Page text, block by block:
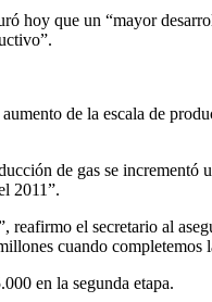
hoy que un “mayor
de la escala de
de gas se
2011”.
el secretario al
cuando completemos
en la segunda etapa.